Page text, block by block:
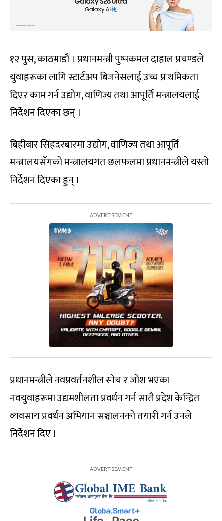
१२ पुस, काठमाडौं । प्रधानमन्त्री पुष्पकमल दाहाल प्रचण्डले
युवाहरूका लागि स्टार्टअप बिजनेसलाई उच्च प्राथमिकता
दिएर काम गर्न उद्योग, वाणिज्य तथा आपूर्ति मन्त्रालयलाई
निर्देशन दिएका छन् ।
बिहीबार सिंहदरबारमा उद्योग, वाणिज्य तथा आपूर्ति
मन्त्रालयसँगको मन्त्रालयगत छलफलमा प्रधानमन्त्रीले यस्तो
निर्देशन दिएका हुन् ।
प्रधानमन्त्रीले नवप्रवर्तनशील सोच र जोश भएका
नवयुवाहरूमा उद्यमशीलता प्रवर्धन गर्न सातै प्रदेश केन्द्रित
व्यवसाय प्रवर्धन अभियान सञ्चालनको तयारी गर्न उनले
निर्देशन दिए ।